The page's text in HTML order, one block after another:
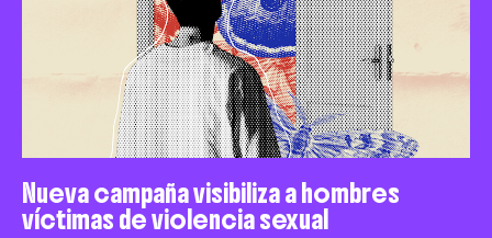
Nueva campaña visibiliza a hombres
víctimas de violencia sexual